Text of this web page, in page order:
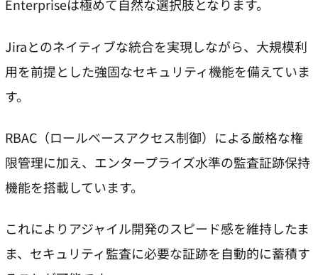
Enterpriseは極めて自然な選択肢となります。
Jiraとのネイティブな統合を実現しながら、大規模利
用を前提とした強固なセキュリティ機能を備えていま
す。
RBAC（ロールベースアクセス制御）による厳格な権
限管理に加え、エンタープライズ水準の監査証跡保持
機能を搭載しています。
これによりアジャイル開発のスピード感を維持したま
ま、セキュリティ監査に必要な証跡を自動的に蓄積す